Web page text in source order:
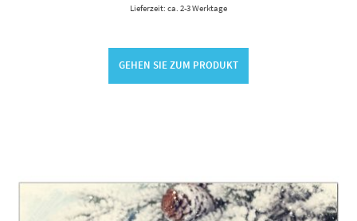
Lieferzeit: ca. 2-3 Werktage
GEHEN SIE ZUM PRODUKT